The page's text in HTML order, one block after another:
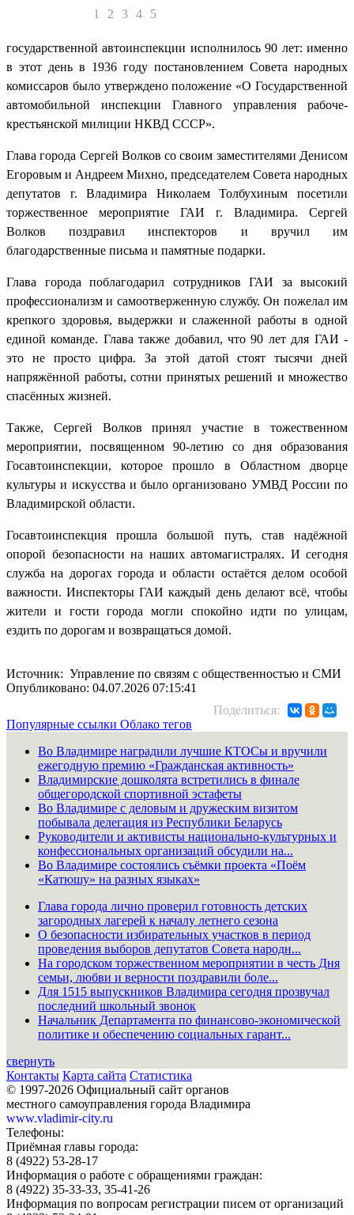
1 2 3 4 5
государственной автоинспекции исполнилось 90 лет: именно
в этот день в 1936 году постановлением Совета народных
комиссаров было утверждено положение «О Государственной
автомобильной инспекции Главного управления рабоче-
крестьянской милиции НКВД СССР».
Глава города Сергей Волков со своим заместителями Денисом
Егоровым и Андреем Михно, председателем Совета народных
депутатов г. Владимира Николаем Толбухиным посетили
торжественное мероприятие ГАИ г. Владимира. Сергей
Волков поздравил инспекторов и вручил им
благодарственные письма и памятные подарки.
Глава города поблагодарил сотрудников ГАИ за высокий
профессионализм и самоотверженную службу. Он пожелал им
крепкого здоровья, выдержки и слаженной работы в одной
единой команде. Глава также добавил, что 90 лет для ГАИ -
это не просто цифра. За этой датой стоят тысячи дней
напряжённой работы, сотни принятых решений и множество
спасённых жизней.
Также, Сергей Волков принял участие в тожественном
мероприятии, посвященном 90-летию со дня образования
Госавтоинспекции, которое прошло в Областном дворце
культуры и искусства и было организовано УМВД России по
Владимирской области.
Госавтоинспекция прошла большой путь, став надёжной
опорой безопасности на наших автомагистралях. И сегодня
служба на дорогах города и области остаётся делом особой
важности. Инспекторы ГАИ каждый день делают всё, чтобы
жители и гости города могли спокойно идти по улицам,
ездить по дорогам и возвращаться домой.
Источник: Управление по связям с общественностью и СМИ
Опубликовано: 04.07.2026 07:15:41
Поделиться:
Популярные ссылки Облако тегов
Во Владимире наградили лучшие КТОСы и вручили
ежегодную премию «Гражданская активность»
Владимирские дошколята встретились в финале
общегородской спортивной эстафеты
Во Владимире с деловым и дружеским визитом
побывала делегация из Республики Беларусь
Руководители и активисты национально-культурных и
конфессиональных организаций обсудили на...
Во Владимире состоялись съёмки проекта «Поём
«Катюшу» на разных языках»
Глава города лично проверил готовность детских
загородных лагерей к началу летнего сезона
О безопасности избирательных участков в период
проведения выборов депутатов Совета народн...
На городском торжественном мероприятии в честь Дня
семьи, любви и верности поздравили боле...
Для 1515 выпускников Владимира сегодня прозвучал
последний школьный звонок
Начальник Департамента по финансово-экономической
политике и обеспечению социальных гарант...
свернуть
Контакты Карта сайта Статистика
© 1997-2026 Официальный сайт органов
местного самоуправления города Владимира
www.vladimir-city.ru
Телефоны:
Приёмная главы города:
8 (4922) 53-28-17
Информация о работе с обращениями граждан:
8 (4922) 35-33-33, 35-41-26
Информация по вопросам регистрации писем от организаций